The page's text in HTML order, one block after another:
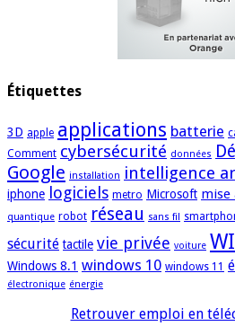
Étiquettes
3D apple applications batterie
Comment cybersécurité données
Google installation intelligence
iphone logiciels metro Microsoft mise
quantique robot réseau sans fil
sécurité tactile vie privée voiture
Windows 8.1 windows 10 windows 11
électronique énergie
Retrouver emploi en